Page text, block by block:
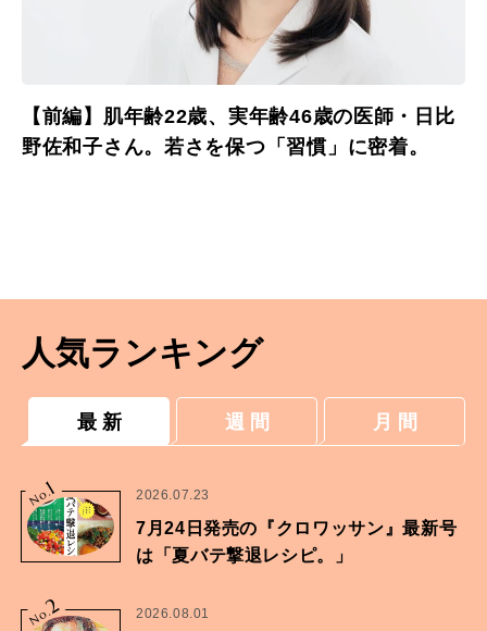
【前編】肌年齢22歳、実年齢46歳の医師・日比
野佐和子さん。若さを保つ「習慣」に密着。
人気ランキング
最 新 週 間 月 間
No.
1 2026.07.23
7月24日発売の『クロワッサン』最新号
は「夏バテ撃退レシピ。」
No.2 2026.08.01